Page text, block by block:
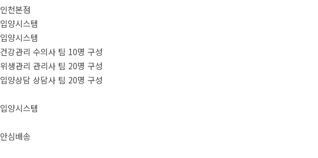
인천본점
입양시스템
입양시스템
건강관리 수의사 팀 10명 구성
위생관리 관리사 팀 20명 구성
입양상담 상담사 팀 20명 구성
입양시스템
안심배송